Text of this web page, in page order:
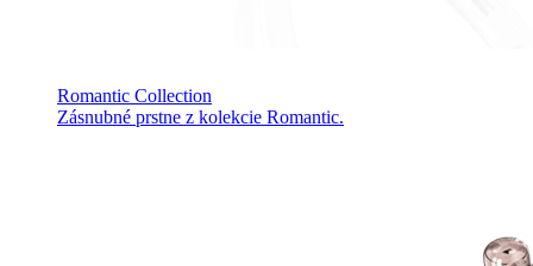
Romantic Collection
Zásnubné prstne z kolekcie Romantic.